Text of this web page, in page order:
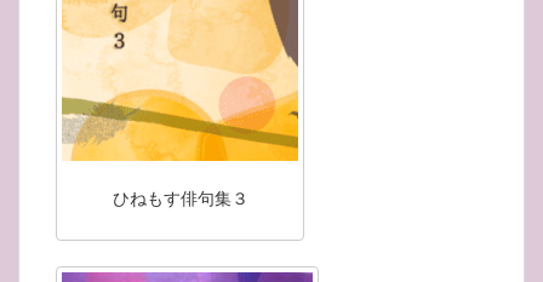
ひねもす俳句集３